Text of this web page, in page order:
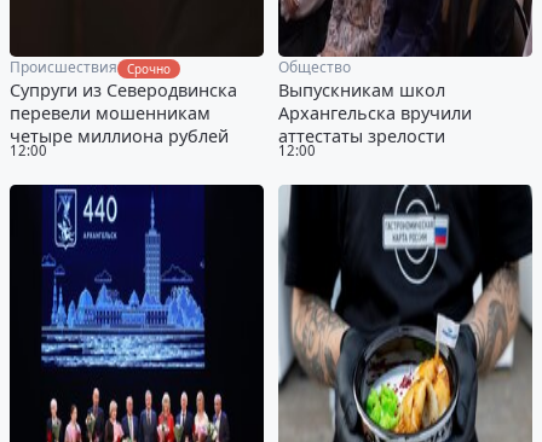
12:00
Происшествия Срочно
Супруги из Северодвинска
перевели мошенникам
четыре миллиона рублей
12:00
Общество
Выпускникам школ
Архангельска вручили
аттестаты зрелости